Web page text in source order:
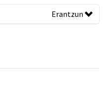
Erantzun